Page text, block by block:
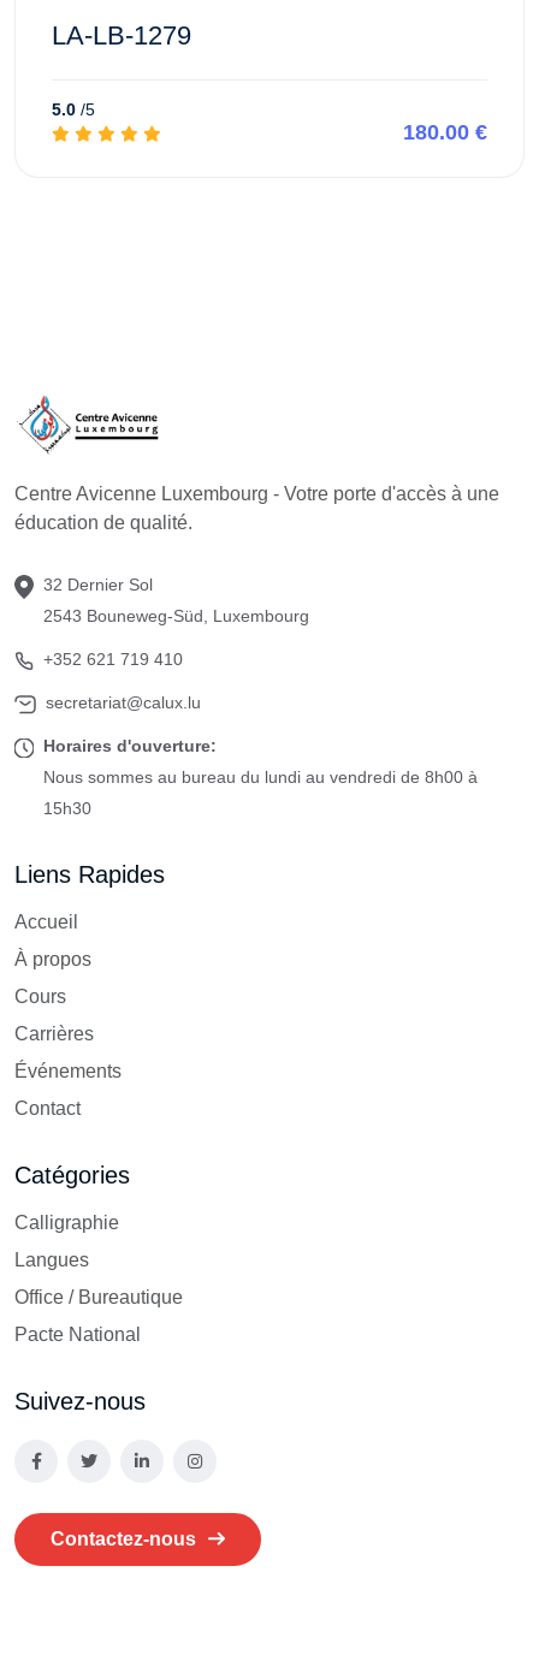
LA-LB-1279
5.0 /5
180.00 €
Centre Avicenne Luxembourg - Votre porte d'accès à une
éducation de qualité.
32 Dernier Sol
2543 Bouneweg-Süd, Luxembourg
+352 621 719 410
secretariat@calux.lu
Horaires d'ouverture:
Nous sommes au bureau du lundi au vendredi de 8h00 à
15h30
Liens Rapides
Accueil
À propos
Cours
Carrières
Événements
Contact
Catégories
Calligraphie
Langues
Office / Bureautique
Pacte National
Suivez-nous
Contactez-nous